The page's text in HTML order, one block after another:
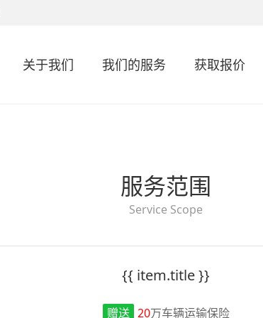
关于我们 我们的服务 获取报价
服务范围
Service Scope
{{ item.title }}
赠送 20万车辆运输保险